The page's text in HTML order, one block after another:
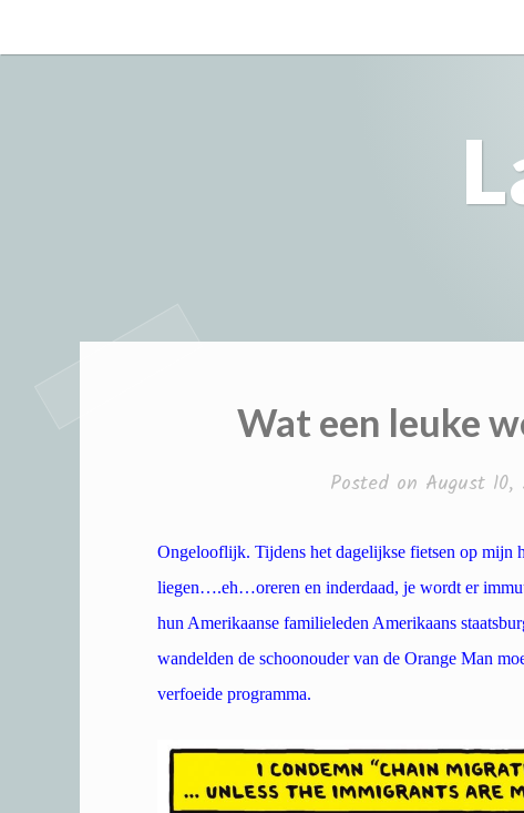
to
Wat een leuke
Posted on August 10,
Ongelooflijk. Tijdens het dagelijkse fietsen op mijn
liegen….eh…oreren en inderdaad, je wordt er
hun Amerikaanse familieleden Amerikaans
wandelden de schoonouder van de Orange Man
verfoeide programma.